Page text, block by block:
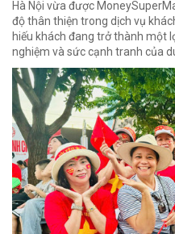
Hà Nội vừa được
độ thân thiện trong dịch vụ
hiếu khách đang trở thành một
nghiệm và sức cạnh tranh của